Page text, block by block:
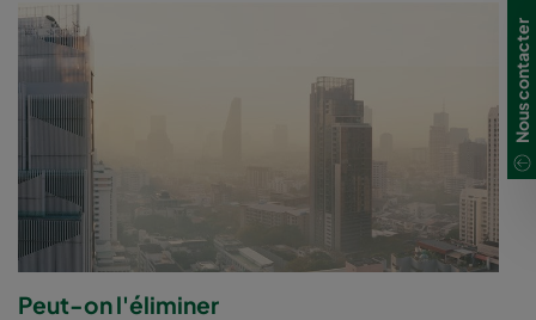
Peut-on l'éliminer
Nous contacter